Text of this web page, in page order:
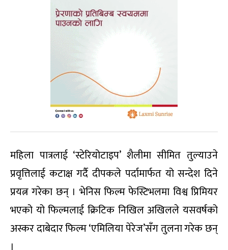
महिला पात्रलाई ‘स्टेरियोटाइप’ शैलीमा सीमित तुल्याउने
प्रवृत्तिलाई कटाक्ष गर्दै दीपकले पर्दामार्फत यो सन्देश दिने
प्रयत्न गरेका छन् । भेनिस फिल्म फेस्टिभलमा विश्व प्रिमियर
भएको यो फिल्मलाई क्रिटिक निखिल अखिलले यसवर्षको
अस्कर दाबेदार फिल्म ‘एमिलिया पेरेज’सँग तुलना गरेक छन्